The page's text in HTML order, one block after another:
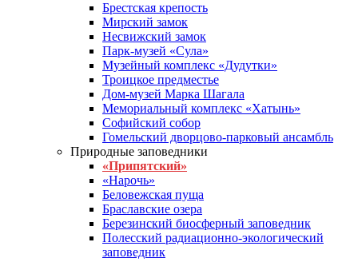
Брестская крепость
Мирский замок
Несвижский замок
Парк-музей «Сула»
Музейный комплекс «Дудутки»
Троицкое предместье
Дом-музей Марка Шагала
Мемориальный комплекс «Хатынь»
Софийский собор
Гомельский дворцово-парковый ансамбль
Природные заповедники
«Припятский»
«Нарочь»
Беловежская пуща
Браславские озера
Березинский биосферный заповедник
Полесский радиационно-экологический
заповедник